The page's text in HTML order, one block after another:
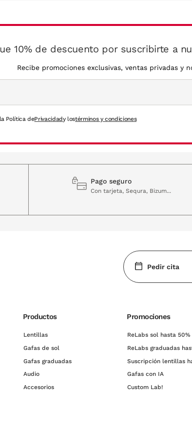
10% de descuento por suscribirte a
Recibe promociones exclusivas, ventas privadas y
Política dePrivacidady lostérminos y condiciones
Pago seguro
Con tarjeta, Sequra, Bizum...
Pedir cita
Productos
Lentillas
Gafas de sol
Gafas graduadas
Audio
Accesorios
Promociones
ReLabs sol hasta 50%
ReLabs graduadas
Suscripción lentillas
Gafas con IA
Custom Lab!